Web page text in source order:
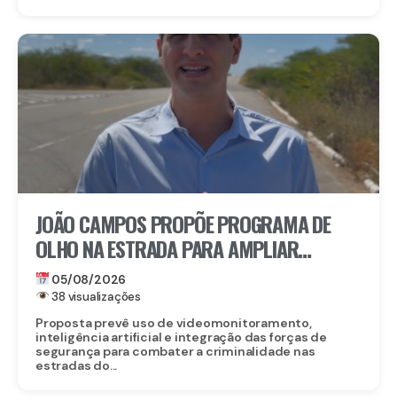
JOÃO CAMPOS PROPÕE PROGRAMA DE
OLHO NA ESTRADA PARA AMPLIAR
SEGURANÇA NAS RODOVIAS
05/08/2026
38 visualizações
Proposta prevê uso de videomonitoramento,
inteligência artificial e integração das forças de
segurança para combater a criminalidade nas
estradas do...